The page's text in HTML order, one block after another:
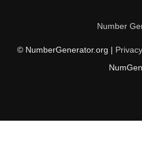
Number
© NumberGenerator.org |